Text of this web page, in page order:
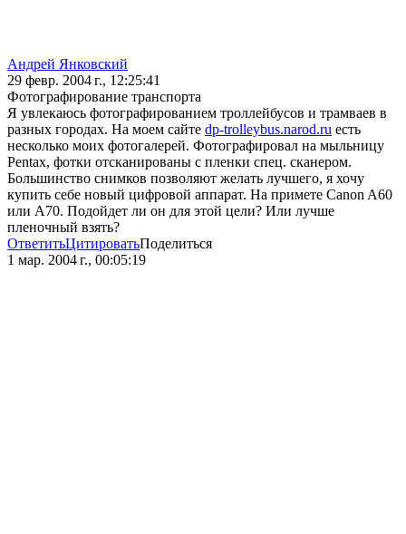
Андрей Янковский
29 февр. 2004 г., 12:25:41
Фотографирование транспорта
Я увлекаюсь фотографированием троллейбусов и трамваев в
разных городах. На моем сайте dp-trolleybus.narod.ru есть
несколько моих фотогалерей. Фотографировал на мыльницу
Pentax, фотки отсканированы с пленки спец. сканером.
Большинство снимков позволяют желать лучшего, я хочу
купить себе новый цифровой аппарат. На примете Canon A60
или A70. Подойдет ли он для этой цели? Или лучше
пленочный взять?
ОтветитьЦитироватьПоделиться
1 мар. 2004 г., 00:05:19